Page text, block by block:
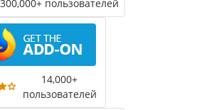
300,000+ пользователей
14,000+
пользователей